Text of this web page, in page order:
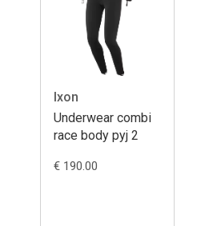
Ixon
Underwear combi
race body pyj 2
€ 190.00